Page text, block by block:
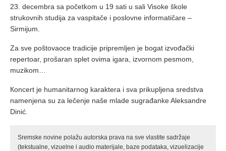
23. decembra sa početkom u 19 sati u sali Visoke škole
strukovnih studija za vaspitače i poslovne informatičare –
Sirmijum.
Za sve poštovaoce tradicije pripremljen je bogat izvođački
repertoar, prošaran splet ovima igara, izvornom pesmom,
muzikom…
Кoncert je humanitarnog karaktera i sva prikupljena sredstva
namenjena su za lečenje naše mlade sugrađanke Aleksandre
Dinić.
Sremske novine polažu autorska prava na sve vlastite sadržaje
(tekstualne, vizuelne i audio materijale, baze podataka, vizuelizacije